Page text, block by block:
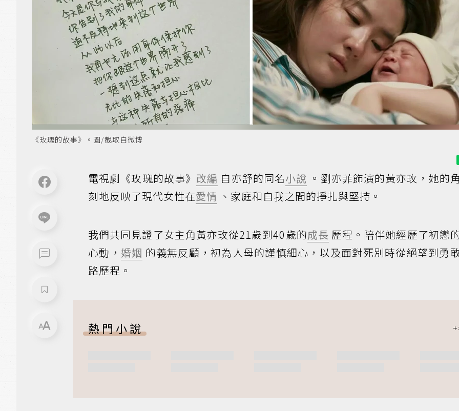
《玫瑰的故事》。圖/截取自微博
電視劇《玫瑰的故事》 改編 自亦舒的同名小說 。劉亦菲飾演的黃亦玫，她的
刻地反映了現代女性在愛情 、家庭和自我之間的掙扎與堅持。
我們共同見證了女主角黃亦玫從21歲到40歲的成長 歷程。陪伴她經歷了初戀
心動， 婚姻 的義無反顧，初為人母的謹慎細心，以及面對死別時從絕望到勇
路歷程。
熱門小說